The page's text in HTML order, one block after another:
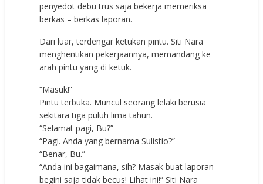
penyedot debu trus saja bekerja memeriksa
berkas – berkas laporan.
Dari luar, terdengar ketukan pintu. Siti Nara
menghentikan pekerjaannya, memandang ke
arah pintu yang di ketuk.
“Masuk!”
Pintu terbuka. Muncul seorang lelaki berusia
sekitara tiga puluh lima tahun.
“Selamat pagi, Bu?”
“Pagi. Anda yang bernama Sulistio?”
“Benar, Bu.”
“Anda ini bagaimana, sih? Masak buat laporan
begini saja tidak becus! Lihat ini!” Siti Nara